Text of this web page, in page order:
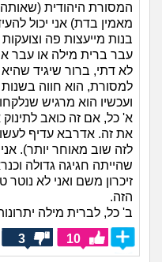
המסורת היהודית
מאמין בדת) אני יכול
בנות מייעצות פה
עבר ברית מילה או עבר
לא דתי, ברור שיגיד שהיא
למסורת, הוא חווה בשנות
ועכשיו הוא מרגיש
א' כל, אם זה כואב לתינוק
את זה. אדרבא עדיף
שהייתה חגיגה גדולה
זיכרון משם ואני לא
הזה.
ב' כל, לברית מילה
10
3